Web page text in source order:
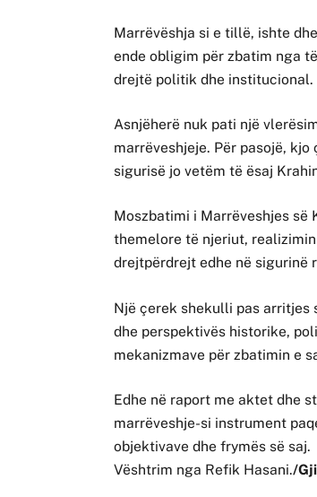
Marrëvëshja si e tillë, ishte
ende obligim për zbatim nga
drejtë politik dhe institucional.
Asnjëherë nuk pati një
marrëveshjeje. Për pasojë,
sigurisë jo vetëm të ësaj
Moszbatimi i Marrëveshjes
themelore të njeriut,
drejtpërdrejt edhe në sigurinë
Një çerek shekulli pas
dhe perspektivës historike,
mekanizmave për zbatimin e
Edhe në raport me aktet dhe
marrëveshje-si instrument
objektivave dhe frymës së saj.
Vështrim nga Refik Hasani./